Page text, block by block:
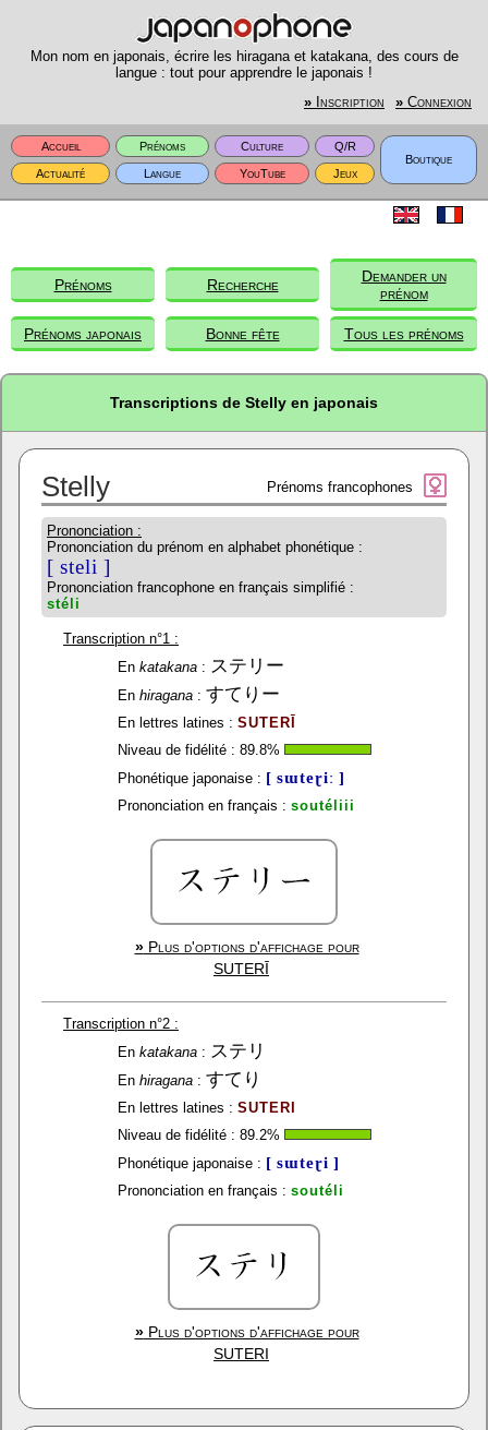
Mon nom en japonais, écrire les hiragana et katakana, des cours de
langue : tout pour apprendre le japonais !
» Inscription » Connexion
Accueil Prénoms Culture
Q/R
Boutique
Actualité
Langue YouTube Jeux
Prénoms Recherche
Demander un
prénom
Prénoms japonais Bonne fête Tous les prénoms
Transcriptions de Stelly en japonais
Stelly Prénoms francophones
Prononciation :
Prononciation du prénom en alphabet phonétique :
[ steli ]
Prononciation francophone en français simplifié :
stéli
Transcription n°1 :
En katakana: ステリー
En hiragana: すてりー
En lettres latines : SUTERĪ
Niveau de fidélité : 89.8%
Phonétique japonaise : [ sɯteɽiː ]
Prononciation en français : soutéliii
»Plus d'options d'affichage pour
SUTERĪ
Transcription n°2 :
En katakana: ステリ
En hiragana: すてり
En lettres latines : SUTERI
Niveau de fidélité : 89.2%
Phonétique japonaise : [ sɯteɽi ]
Prononciation en français : soutéli
»Plus d'options d'affichage pour
SUTERI